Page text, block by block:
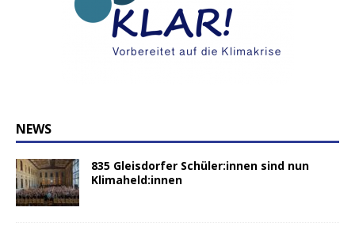
NEWS
835 Gleisdorfer Schüler:innen sind nun
Klimaheld:innen